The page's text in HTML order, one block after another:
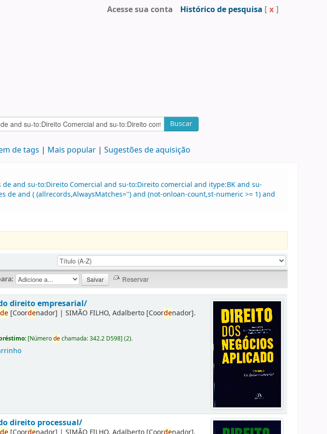
Acesse sua conta Histórico de pesquisa [ x ]
Buscar
de tags Mais popular Sugestões de aquisição
and su-to:Direito Comercial and su-to:Direito comercial and itype:BK and su-
de and ( (allrecords,AlwaysMatches='') and (not-onloan-count,st-numeric >= 1) and
direito empresarial/
de [Coordenador] |SIMÃO FILHO, Adalberto [Coordenador].
[Númerodechamada:342.2 D598](2).
direito processual/